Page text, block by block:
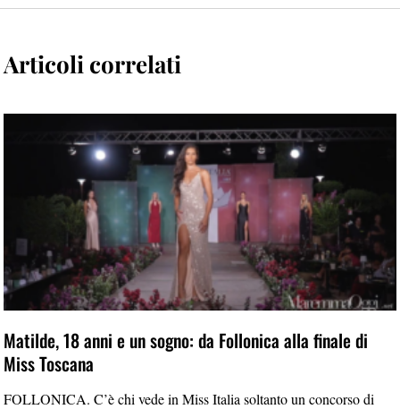
Articoli correlati
Matilde, 18 anni e un sogno: da Follonica alla finale di
Miss Toscana
FOLLONICA. C’è chi vede in Miss Italia soltanto un concorso di